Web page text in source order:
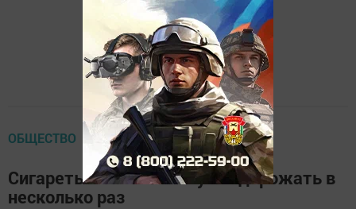
ОБЩЕСТВО
Сигареты в России могут подорожать в
несколько раз